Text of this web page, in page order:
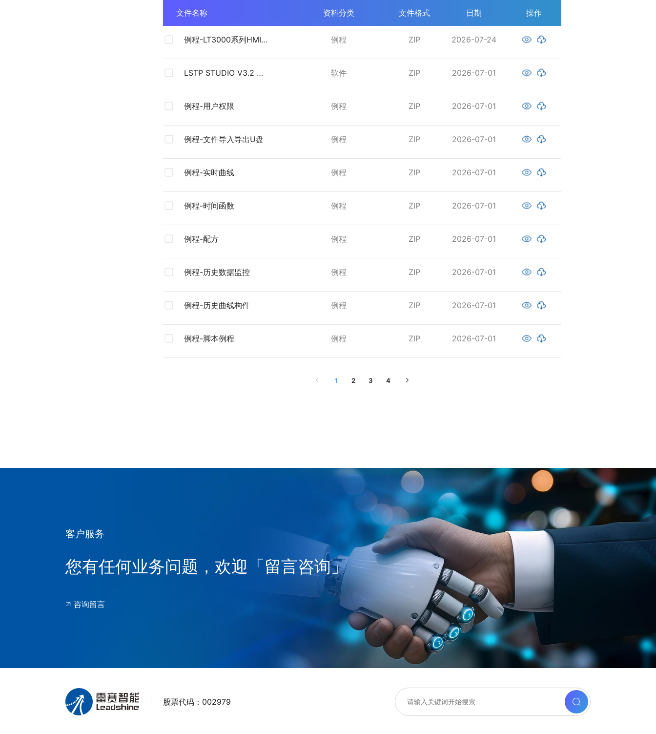
文件名称 资料分类 文件格式 日期 操作
例程-LT3000系列HMI与
例程 ZIP 2026-07-24
LSTP STUDIO V3.2 组
软件 ZIP 2026-07-01
例程-用户权限 例程 ZIP 2026-07-01
例程-文件导入导出U盘 例程 ZIP 2026-07-01
例程-实时曲线 例程 ZIP 2026-07-01
例程-时间函数 例程 ZIP 2026-07-01
例程-配方 例程 ZIP 2026-07-01
例程-历史数据监控 例程 ZIP 2026-07-01
例程-历史曲线构件 例程 ZIP 2026-07-01
例程-脚本例程 例程 ZIP 2026-07-01
1 2 3 4
客户服务
您有任何业务问题，欢迎「留言咨询」
咨询留言
股票代码： 002979